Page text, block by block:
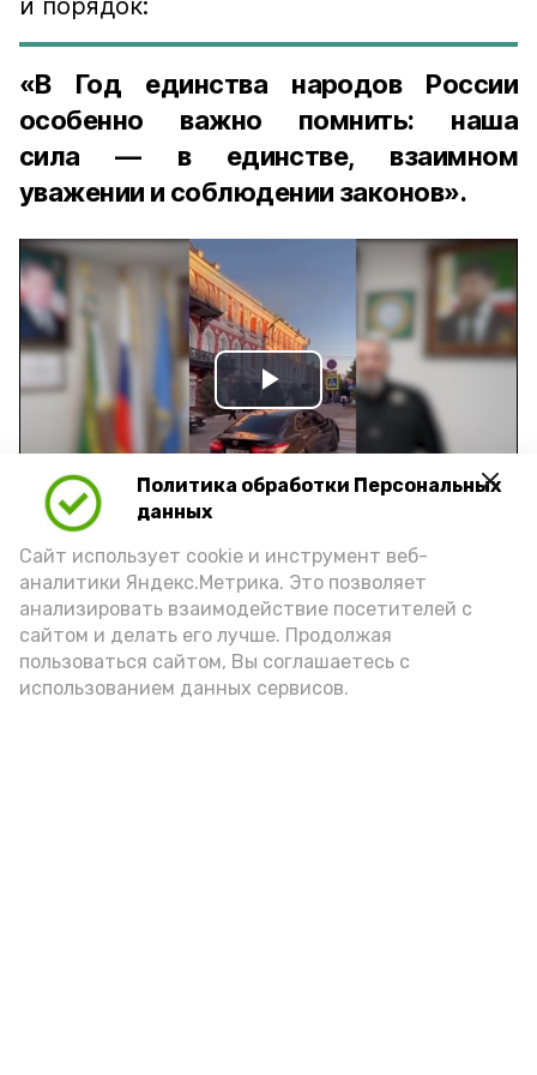
Политика обработки Персональных
данных
Сайт использует cookie и инструмент веб-
аналитики Яндекс.Метрика. Это позволяет
анализировать взаимодействие посетителей с
сайтом и делать его лучше. Продолжая
пользоваться сайтом, Вы соглашаетесь с
использованием данных сервисов.
и порядок:
«В Год единства народов России
особенно важно помнить: наша
сила — в единстве, взаимном
уважении и соблюдении законов».
Play
Video
Видео: управление пресс-службы и информации
администрации губернатора АО
год единства народов закон